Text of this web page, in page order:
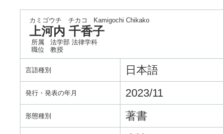
カミゴウチ チカコ Kamigochi Chikako
上河内 千香子
所属
法学部 法律学科
職位
教授
言語種別 日本語
発行・発表の年月 2023/11
形態種別 著書